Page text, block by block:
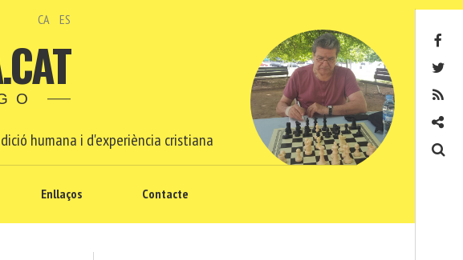
CA ES
humana i d'experiència cristiana
Enllaços Contacte
Contacte